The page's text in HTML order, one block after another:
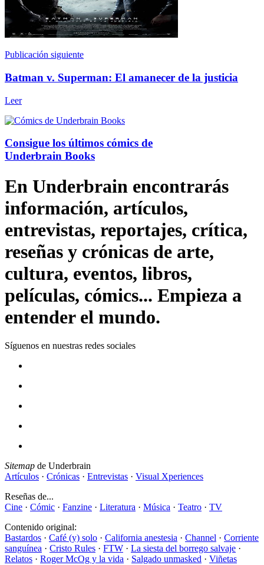
Publicación siguiente
Batman v. Superman: El amanecer de la justicia
Leer
Consigue los últimos cómics de
Underbrain Books
En Underbrain encontrarás
información, artículos,
entrevistas, reportajes, crítica,
reseñas y crónicas de arte,
cultura, eventos, libros,
películas, cómics... Empieza a
entender el mundo.
Síguenos en nuestras redes sociales
Sitemap de Underbrain
Artículos · Crónicas · Entrevistas · Visual Xperiences
Reseñas de...
Cine · Cómic · Fanzine · Literatura · Música · Teatro · TV
Contenido original:
Bastardos · Café (y) solo · California anestesia · Channel · Corriente
sanguínea · Cristo Rules · FTW · La siesta del borrego salvaje ·
Relatos · Roger McOg y la vida · Salgado unmasked · Viñetas